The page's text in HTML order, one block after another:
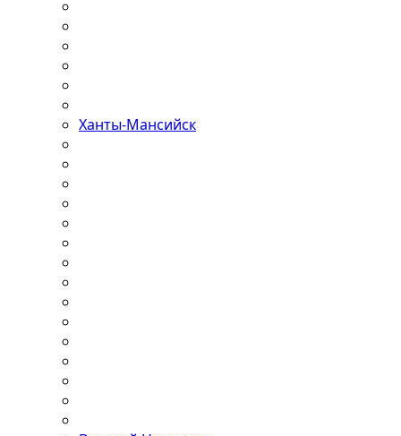
Ханты-Мансийск